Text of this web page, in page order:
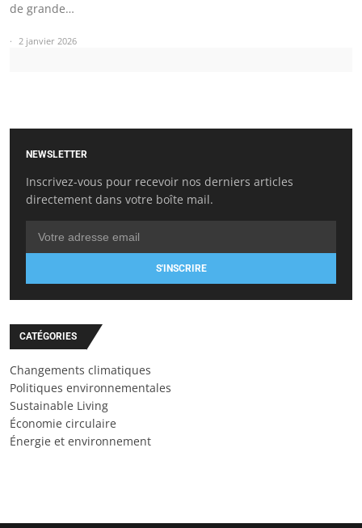
de grande…
2 janvier 2026
NEWSLETTER
Inscrivez-vous pour recevoir nos derniers articles
directement dans votre boîte mail.
S'INSCRIRE
CATÉGORIES
Changements climatiques
Politiques environnementales
Sustainable Living
Économie circulaire
Énergie et environnement